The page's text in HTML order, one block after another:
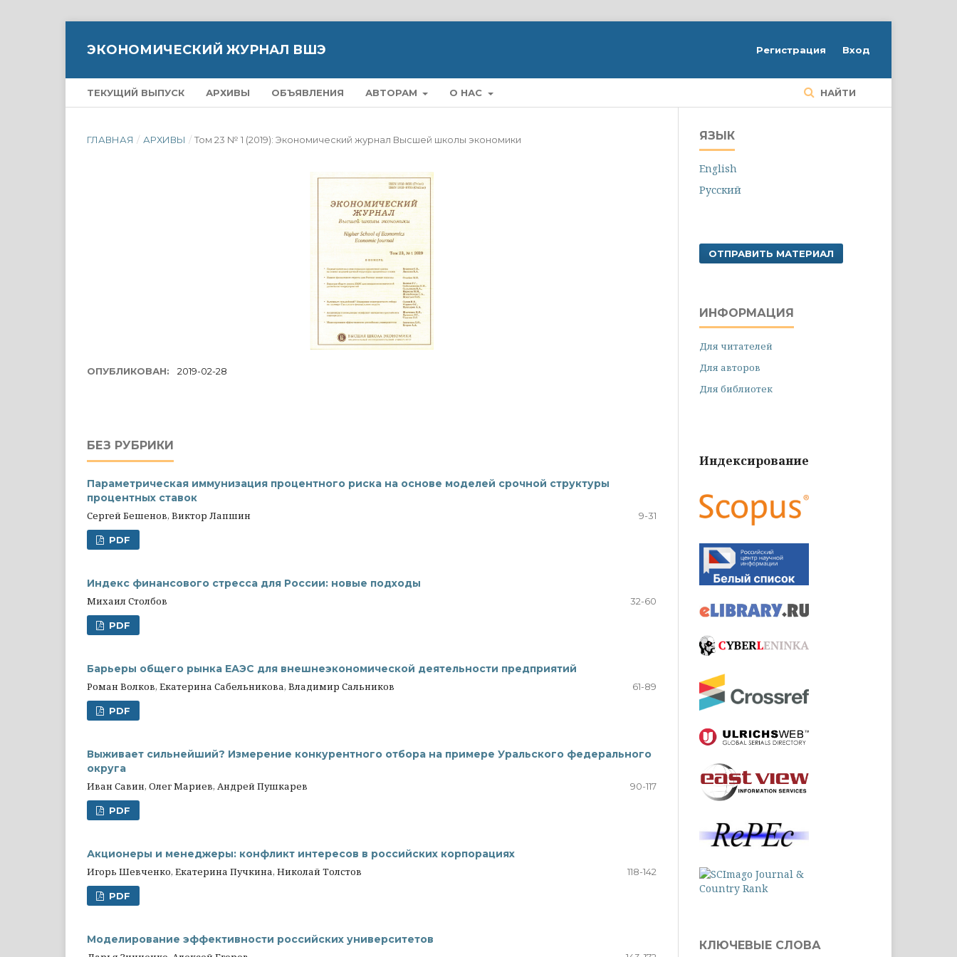
ЭКОНОМИЧЕСКИЙ ЖУРНАЛ ВШЭ
ТЕКУЩИЙ ВЫПУСК АРХИВЫ ОБЪЯВЛЕНИЯ АВТОРАМ О НАС НАЙТИ
Регистрация Вход
ГЛАВНАЯ / АРХИВЫ / Том 23 № 1 (2019): Экономический журнал Высшей школы экономики
ОПУБЛИКОВАН: 2019-02-28
БЕЗ РУБРИКИ
Параметрическая иммунизация процентного риска на основе моделей срочной структуры
процентных ставок
Сергей Бешенов, Виктор Лапшин
9-31
PDF
Индекс финансового стресса для России: новые подходы
Михаил Столбов
32-60
PDF
Барьеры общего рынка ЕАЭС для внешнеэкономической деятельности предприятий
Роман Волков, Екатерина Сабельникова, Владимир Сальников
61-89
PDF
Выживает сильнейший? Измерение конкурентного отбора на примере Уральского федерального
округа
Иван Савин, Олег Мариев, Андрей Пушкарев
90-117
PDF
Акционеры и менеджеры: конфликт интересов в российских корпорациях
Игорь Шевченко, Екатерина Пучкина, Николай Толстов
118-142
PDF
Моделирование эффективности российских университетов
ЯЗЫК
English
Русский
ОТПРАВИТЬ МАТЕРИАЛ
ИНФОРМАЦИЯ
Для читателей
Для авторов
Для библиотек
Индексирование
КЛЮЧЕВЫЕ СЛОВА